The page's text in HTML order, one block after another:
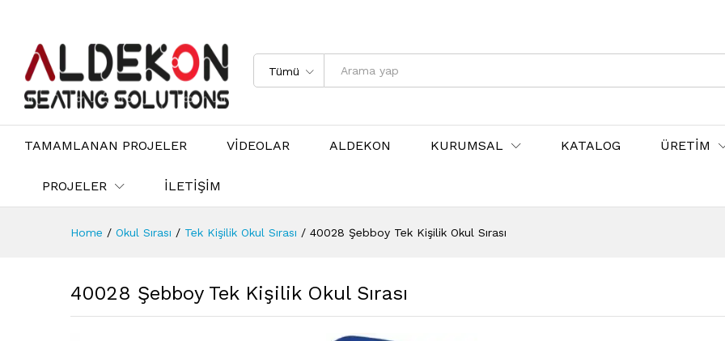
Tümü
TAMAMLANAN PROJELER VİDEOLAR ALDEKON KURUMSAL KATALOG ÜRETİM
PROJELER İLETİŞİM
Home / Okul Sırası / Tek Kişilik Okul Sırası / 40028 Şebboy Tek Kişilik Okul Sırası
40028 Şebboy Tek Kişilik Okul Sırası